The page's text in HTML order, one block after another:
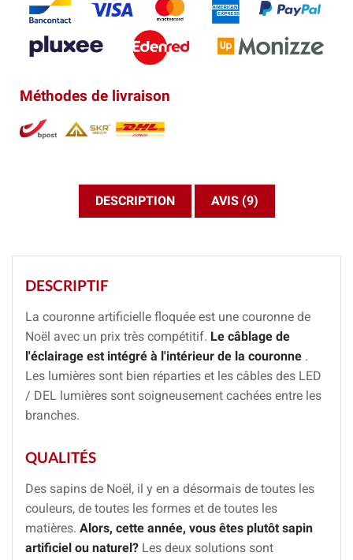
Méthodes de livraison
DESCRIPTION AVIS (9)
DESCRIPTIF
La couronne artificielle floquée est une couronne de
Noël avec un prix très compétitif. Le câblage de
l'éclairage est intégré à l'intérieur de la couronne .
Les lumières sont bien réparties et les câbles des LED
/ DEL lumières sont soigneusement cachées entre les
branches.
QUALITÉS
Des sapins de Noël, il y en a désormais de toutes les
couleurs, de toutes les formes et de toutes les
matières. Alors, cette année, vous êtes plutôt sapin
artificiel ou naturel? Les deux solutions sont